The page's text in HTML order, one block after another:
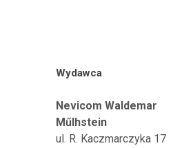
Wydawca
Nevicom Waldemar
Műlhstein
ul. R. Kaczmarczyka 17